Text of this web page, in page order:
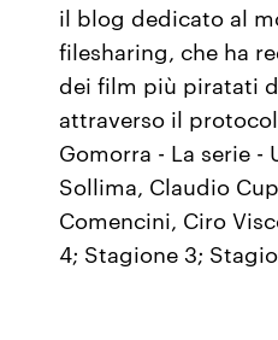
il blog dedicato al
filesharing, che ha
dei film più piratati
attraverso il
Gomorra - La serie -
Sollima, Claudio
Comencini, Ciro
4; Stagione 3;